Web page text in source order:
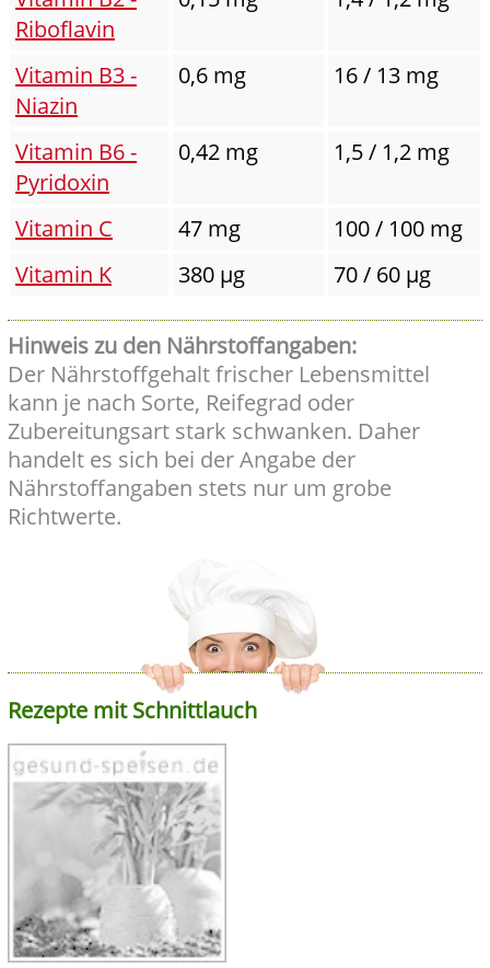
Riboflavin
Vitamin B3 -
Niazin
0,6 mg 16 / 13 mg
Vitamin B6 -
Pyridoxin
0,42 mg 1,5 / 1,2 mg
Vitamin C 47 mg
100 / 100 mg
Vitamin K
380 µg 70 / 60 µg
Hinweis zu den Nährstoffangaben:
Der Nährstoffgehalt frischer Lebensmittel
kann je nach Sorte, Reifegrad oder
Zubereitungsart stark schwanken. Daher
handelt es sich bei der Angabe der
Nährstoffangaben stets nur um grobe
Richtwerte.
Rezepte mit Schnittlauch